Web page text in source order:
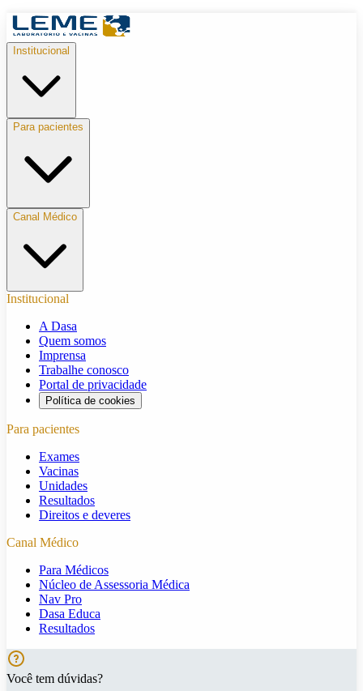
Institucional
Para pacientes
Canal Médico
Institucional
A Dasa
Quem somos
Imprensa
Trabalhe conosco
Portal de privacidade
Política de cookies
Para pacientes
Exames
Vacinas
Unidades
Resultados
Direitos e deveres
Canal Médico
Para Médicos
Núcleo de Assessoria Médica
Nav Pro
Dasa Educa
Resultados
Você tem dúvidas?